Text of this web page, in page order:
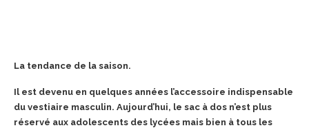
La tendance de la saison.
Il est devenu en quelques années l’accessoire indispensable
du vestiaire masculin. Aujourd’hui, le sac à dos n’est plus
réservé aux adolescents des lycées mais bien à tous les